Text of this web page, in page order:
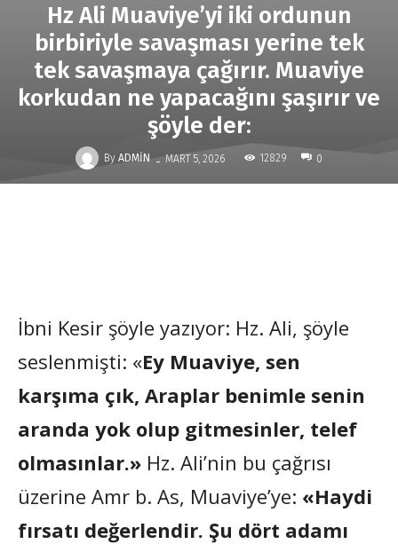
Hz Ali Muaviye’yi iki ordunun
birbiriyle savaşması yerine tek
tek savaşmaya çağırır. Muaviye
korkudan ne yapacağını şaşırır ve
şöyle der:
By ADMIN - MART 5, 2026 12829 0
İbni Kesir şöyle yazıyor: Hz. Ali, şöyle
seslenmişti: «Ey Muaviye, sen
karşıma çık, Araplar benimle senin
aranda yok olup gitmesinler, telef
olmasınlar.» Hz. Ali’nin bu çağrısı
üzerine Amr b. As, Muaviye’ye: «Haydi
fırsatı değerlendir. Şu dört adamı